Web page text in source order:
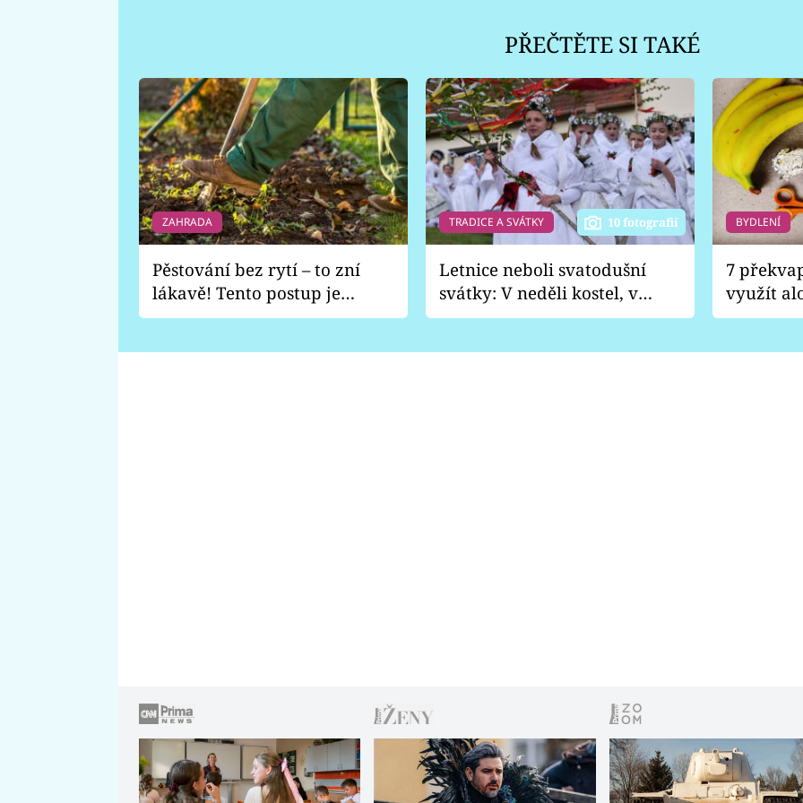
PŘEČTĚTE SI TAKÉ
ZAHRADA
Pěstování bez rytí – to zní
lákavě! Tento postup je
vhodný jen pro některé
TRADICE A SVÁTKY 10 fotografií
Letnice neboli svatodušní
svátky: V neděli kostel, v
pondělí zábava
BYDLENÍ
7
využít